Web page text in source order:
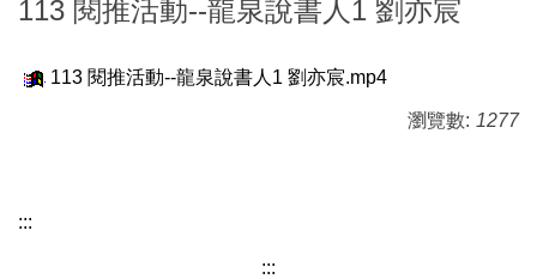
113 閱推活動--龍泉說書人1 劉亦宸
113 閱推活動--龍泉說書人1 劉亦宸.mp4
瀏覽數: 1277
:::
:::